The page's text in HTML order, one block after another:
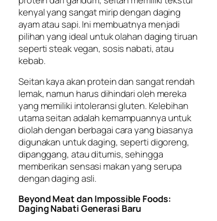
kenyal yang sangat mirip dengan daging
ayam atau sapi. Ini membuatnya menjadi
pilihan yang ideal untuk olahan daging tiruan
seperti steak vegan, sosis nabati, atau
kebab.
Seitan kaya akan protein dan sangat rendah
lemak, namun harus dihindari oleh mereka
yang memiliki intoleransi gluten. Kelebihan
utama seitan adalah kemampuannya untuk
diolah dengan berbagai cara yang biasanya
digunakan untuk daging, seperti digoreng,
dipanggang, atau ditumis, sehingga
memberikan sensasi makan yang serupa
dengan daging asli.
Beyond Meat dan Impossible Foods:
Daging Nabati Generasi Baru